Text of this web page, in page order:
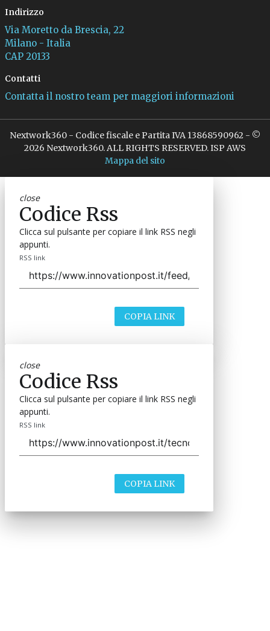
Indirizzo
Via Moretto da Brescia, 22
Milano - Italia
CAP 20133
Contatti
Contatta il nostro team per maggiori informazioni
Nextwork360 - Codice fiscale e Partita IVA 13868590962 - ©
2026 Nextwork360. ALL RIGHTS RESERVED. ISP AWS
Mappa del sito
close
Codice Rss
Clicca sul pulsante per copiare il link RSS negli
appunti.
RSS link
COPIA LINK
close
Codice Rss
Clicca sul pulsante per copiare il link RSS negli
appunti.
RSS link
COPIA LINK